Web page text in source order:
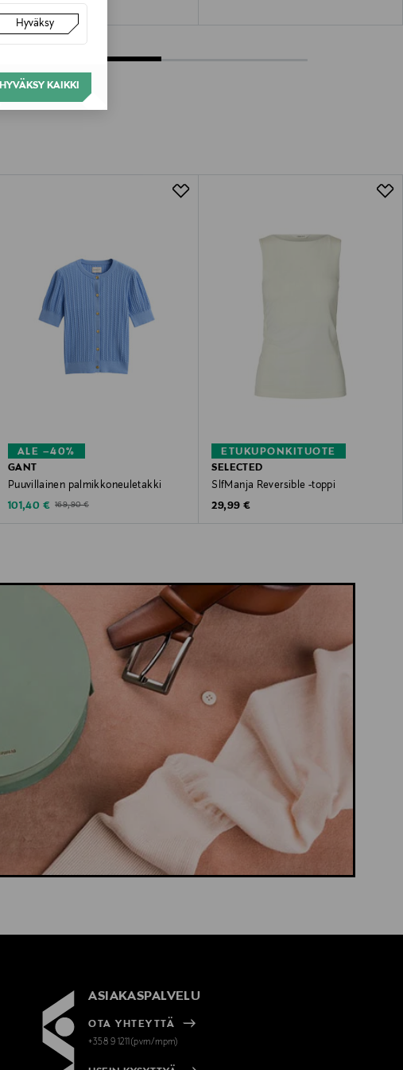
Hyväksy
HYVÄKSY KAIKKI
ALE –40%
GANT
Puuvillainen palmikkoneuletakki
Discounted Price
101,40 € Original Price
169,90 €
ETUKUPONKITUOTE
SELECTED
SlfManja Reversible -toppi
Original Price
29,99 €
ASIAKASPALVELU
OTA YHTEYTTÄ
+358 9 1211(pvm/mpm)